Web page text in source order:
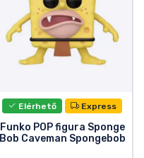
Elérhető Express
Funko POP figura Sponge
Bob Caveman Spongebob